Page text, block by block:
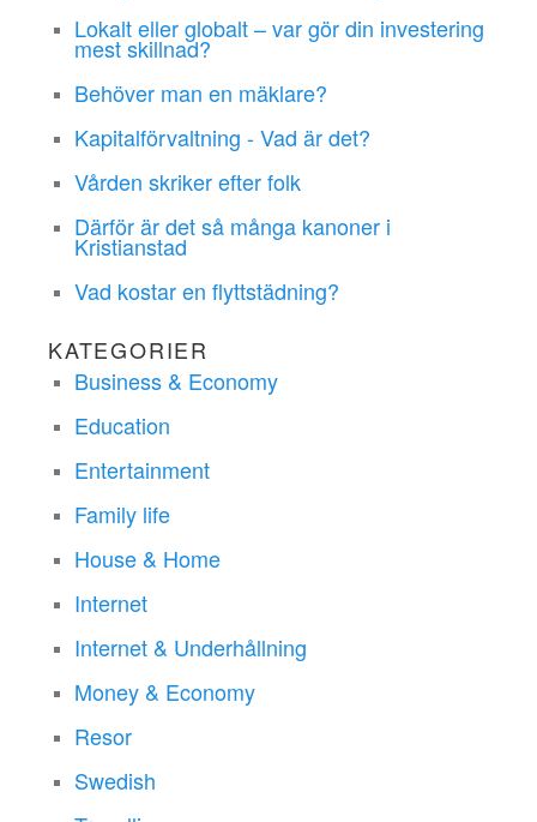
Lokalt eller globalt – var gör din investering
mest skillnad?
Behöver man en mäklare?
Kapitalförvaltning - Vad är det?
Vården skriker efter folk
Därför är det så många kanoner i
Kristianstad
Vad kostar en flyttstädning?
KATEGORIER
Business & Economy
Education
Entertainment
Family life
House & Home
Internet
Internet & Underhållning
Money & Economy
Resor
Swedish